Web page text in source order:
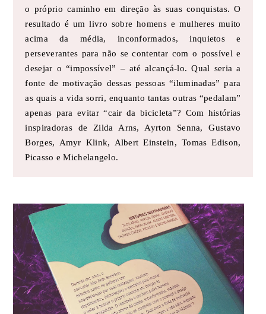
o próprio caminho em direção às suas conquistas. O
resultado é um livro sobre homens e mulheres muito
acima da média, inconformados, inquietos e
perseverantes para não se contentar com o possível e
desejar o “impossível” – até alcançá-lo. Qual seria a
fonte de motivação dessas pessoas “iluminadas” para
as quais a vida sorri, enquanto tantas outras “pedalam”
apenas para evitar “cair da bicicleta”? Com histórias
inspiradoras de Zilda Arns, Ayrton Senna, Gustavo
Borges, Amyr Klink, Albert Einstein, Tomas Edison,
Picasso e Michelangelo.